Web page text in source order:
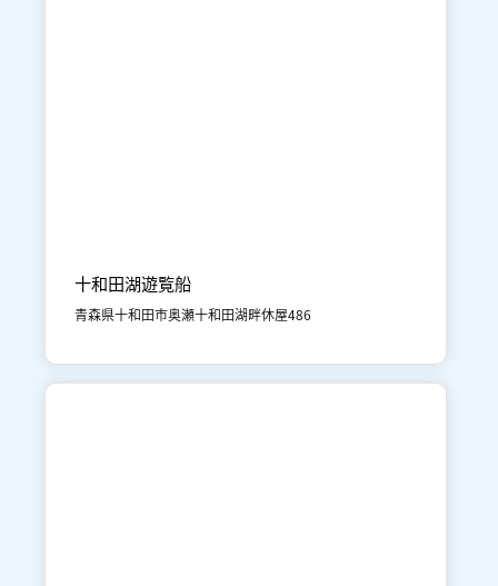
十和田湖遊覧船
青森県十和田市奥瀬十和田湖畔休屋486